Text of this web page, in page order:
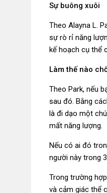
Sự buông xuôi
Theo Alayna L.
sự rò rỉ năng
kế hoạch cụ thể
Làm thế nào
Theo Park, nếu
sau đó. Bằng
là đi dạo một
mất năng lượng.
Nếu có ai đó
người này trong
Trong trường
và cảm giác thể